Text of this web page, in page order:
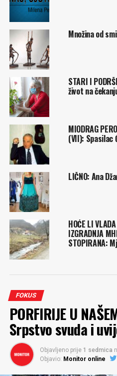
Množina od
STARI I
život na
MIODRAG
(VII): Spasilac
LIČNO: Ana
HOĆE LI
IZGRADNJA
STOPIRANA:
FOKUS
PORFIRIJE U
Srpstvo svuda i
Objavljeno prije 1 sedmica
Objavio: Monitor online